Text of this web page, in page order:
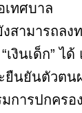
ทศบาล
สามารถลง
เงินเด็ก” ไ
ยืนยันตัวตน
มการปกครอ